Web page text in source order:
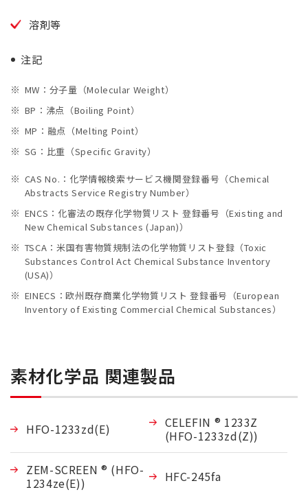
溶剤等
注記
MW：分子量（Molecular Weight）
BP：沸点（Boiling Point）
MP：融点（Melting Point）
SG：比重（Specific Gravity）
CAS No.：化学情報検索サービス機関登録番号（Chemical
Abstracts Service Registry Number）
ENCS：化審法の既存化学物質リスト 登録番号（Existing and
New Chemical Substances (Japan)）
TSCA：米国有害物質規制法の化学物質リスト登録（Toxic
Substances Control Act Chemical Substance Inventory
(USA)）
EINECS：欧州既存商業化学物質リスト 登録番号（European
Inventory of Existing Commercial Chemical Substances）
素材化学品 関連製品
HFO-1233zd(E)
CELEFIN ®︎ 1233Z
(HFO-1233zd(Z))
ZEM-SCREEN ® (HFO-
1234ze(E))
HFC-245fa